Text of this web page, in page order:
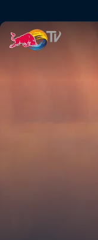
B-Boys